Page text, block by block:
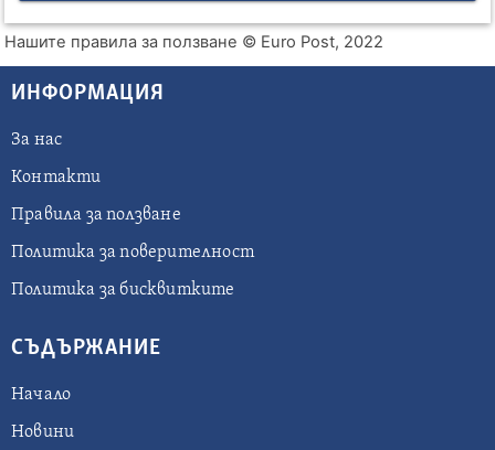
Нашите правила за ползване © Euro Post, 2022
ИНФОРМАЦИЯ
За нас
Контакти
Правила за ползване
Политика за поверителност
Политика за бисквитките
СЪДЪРЖАНИЕ
Начало
Новини